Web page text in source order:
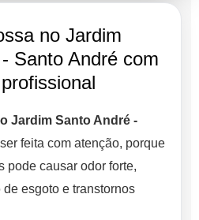
no Jardim
Santo André com
Jardim Santo André -
feita com atenção, porque
pode causar odor forte,
esgoto e transtornos